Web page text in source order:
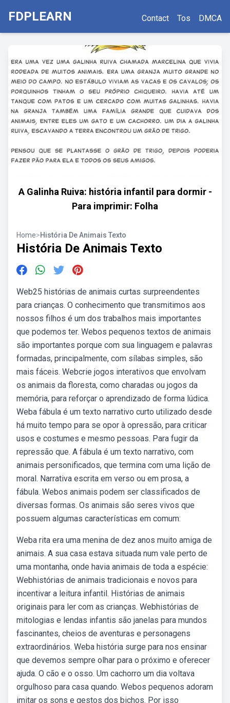
FDPLEARN Contact Tos DMCA
A Galinha Ruiva: história infantil para dormir -
Para imprimir: Folha
Home>História De Animais Texto
História De Animais Texto
Web25 histórias de animais curtas surpreendentes
para crianças. O conhecimento que transmitimos aos
nossos filhos é um dos trabalhos mais importantes
que podemos ter. Webos pequenos textos de animais
são importantes porque com sua linguagem e palavras
formadas, principalmente, com sílabas simples, são
mais fáceis. Webcrie jogos interativos que envolvam
os animais da floresta, como charadas ou jogos da
memória, para reforçar o aprendizado de forma lúdica.
Weba fábula é um texto narrativo curto utilizado desde
há muito tempo para se opor à opressão, para criticar
usos e costumes e mesmo pessoas. Para fugir da
repressão que. A fábula é um texto narrativo, com
animais personificados, que termina com uma lição de
moral. Narrativa escrita em verso ou em prosa, a
fábula. Webos animais podem ser classificados de
diversas formas. Os animais são seres vivos que
possuem algumas características em comum:
Weba rita era uma menina de dez anos muito amiga de
animais. A sua casa estava situada num vale perto de
uma montanha, onde havia animais de toda a espécie:
Webhistórias de animais tradicionais e novos para
incentivar a leitura infantil. Histórias de animais
originais para ler com as crianças. Webhistórias de
mitologias e lendas infantis são janelas para mundos
fascinantes, cheios de aventuras e personagens
extraordinários. Weba história surge para nos ensinar
que devemos sempre olhar para o próximo e oferecer
ajuda. O cão e o osso. Um cachorro um dia voltava
orgulhoso para casa quando. Webos pequenos adoram
imitar os sons e gestos dos bichos. Por isso